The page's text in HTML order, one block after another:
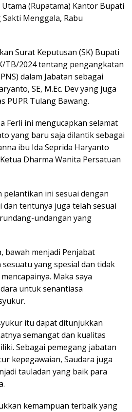
(Rupatama) Kantor Bupati
Sakti Menggala, Rabu
Surat Keputusan (SK) Bupati
TB/2024 tentang pengangkatan
dalam Jabatan sebagai
SE, M.Ec. Dev yang juga
PUPR Tulang Bawang.
Ferli ini mengucapkan selamat
yang baru saja dilantik sebagai
ibu Ida Seprida Haryanto
Dharma Wanita Persatuan
pelantikan ini sesuai dengan
tentunya juga telah sesuai
undangan yang
bawah menjadi Penjabat
yang spesial dan tidak
Maka saya
untuk senantiasa
itu dapat ditunjukkan
semangat dan kualitas
Sebagai pemegang jabatan
kepegawaian, Saudara juga
tauladan yang baik para
kemampuan terbaik yang